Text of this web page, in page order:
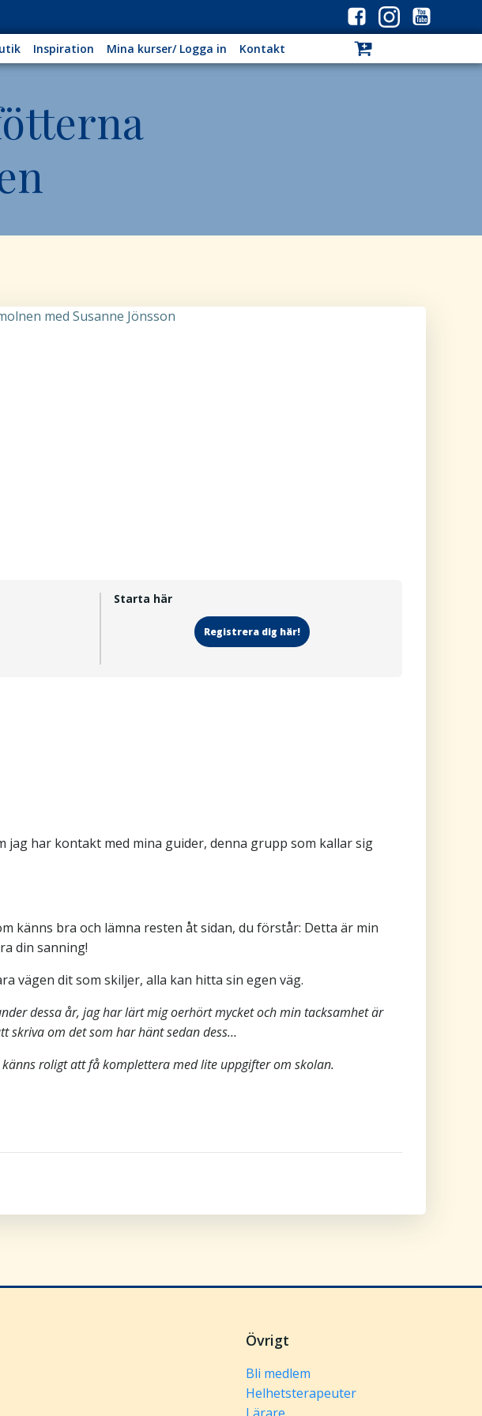
Inspiration Mina kurser/ Logga in Kontakt
Starta här
Registrera dig här!
jag har kontakt med mina guider, denna grupp som kallar sig
känns bra och lämna resten åt sidan, du förstår: Detta är min
din sanning!
vägen dit som skiljer, alla kan hitta sin egen väg.
dessa år, jag har lärt mig oerhört mycket och min tacksamhet är
om det som har hänt sedan dess…
roligt att få komplettera med lite uppgifter om skolan.
Övrigt
Bli medlem
Helhetsterapeuter